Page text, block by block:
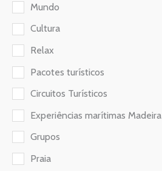
Mundo
Cultura
Relax
Pacotes turísticos
Circuitos Turísticos
Experiências marítimas Madeira
Grupos
Praia